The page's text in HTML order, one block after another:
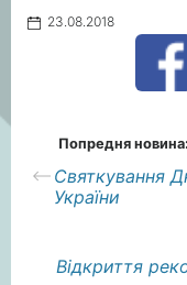
23.08.2018
Попредня новина:
Святкування
України
Відкриття